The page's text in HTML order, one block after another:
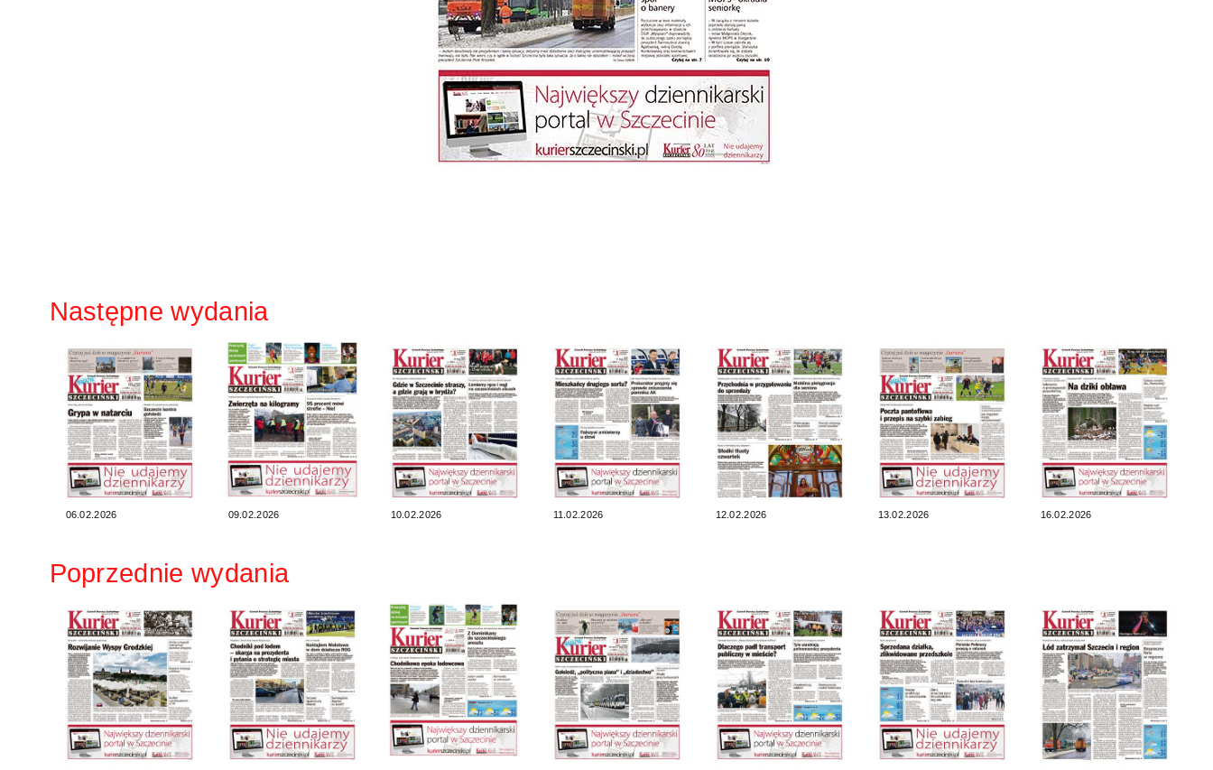
Następne wydania
06.02.2026 09.02.2026 10.02.2026 11.02.2026 12.02.2026 13.02.2026 16.02.2026
Poprzednie wydania